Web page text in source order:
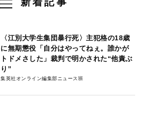
〈江別大学生集団暴行死〉主犯格の18歳
に無期懲役「自分はやってねぇ。誰かが
トドメさした」裁判で明かされた“他責ぶ
り”
集英社オンライン編集部ニュース班